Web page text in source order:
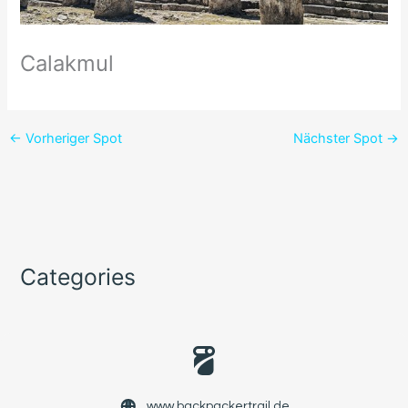
Calakmul
← Vorheriger Spot Nächster Spot →
Categories